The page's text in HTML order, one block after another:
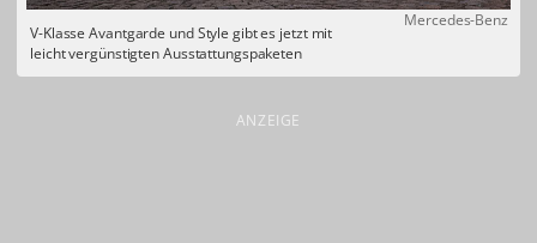
Mercedes-Benz
V-Klasse Avantgarde und Style gibt es jetzt mit
leicht vergünstigten Ausstattungspaketen
ANZEIGE